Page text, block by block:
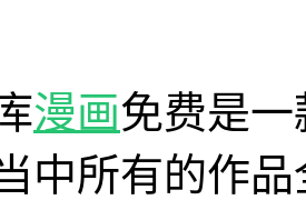
漫画免费是
中所有的作